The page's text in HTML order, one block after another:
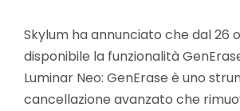
Skylum ha annunciato che dal 26
disponibile la funzionalità
Luminar Neo: GenErase è uno
cancellazione avanzato che